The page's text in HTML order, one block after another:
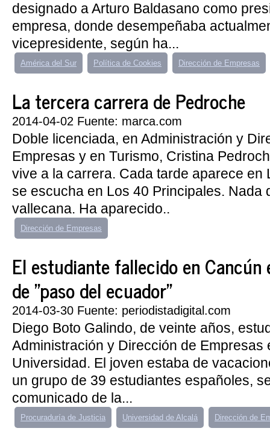
designado a Arturo Baldasano como
empresa, donde desempeñaba
vicepresidente, según ha...
América del Sur Política de Cookies Dirección de Empresas
La tercera carrera de Pedroche
2014-04-02 Fuente: marca.com
Doble licenciada, en Administración y
Empresas y en Turismo, Cristina
vive a la carrera. Cada tarde aparece en
se escucha en Los 40 Principales. Nada
vallecana. Ha aparecido..
Dirección de Empresas
El estudiante fallecido en Cancún
de "paso del ecuador"
2014-03-30 Fuente: periodistadigital.com
Diego Boto Galindo, de veinte años,
Administración y Dirección de Empresas
Universidad. El joven estaba de
un grupo de 39 estudiantes españoles,
comunicado de la...
Procuraduría de Justicia Universidad de Alcalá Dirección de